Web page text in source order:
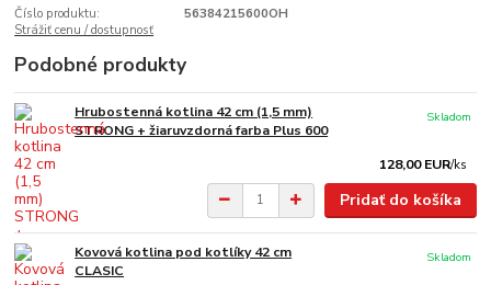
Číslo produktu:
56384215600OH
Strážiť cenu / dostupnosť
Podobné produkty
Hrubostenná kotlina 42 cm (1,5 mm)
STRONG + žiaruvzdorná farba Plus 600
128,00 EUR/ks
Skladom
Pridať do košíka
Kovová kotlina pod kotlíky 42 cm
CLASIC
Skladom